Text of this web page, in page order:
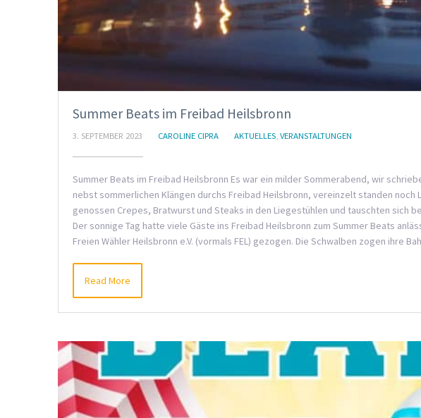
Summer Beats im Freibad Heilsbronn
3. SEPTEMBER 2023 CAROLINE CIPRA AKTUELLES, VERANSTALTUNGEN
Summer Beats im Freibad Heilsbronn Es war ein milder Sommerabend, wir
nebst sommerlichen Klängen durchs Freibad Heilsbronn, vereinzelt standen noch
genossen Crepes, Bratwurst und Steaks in den Liegestühlen und tauschten sich
Der sonnige Tag hatte viele Gäste ins Freibad Heilsbronn zum Summer Beats
Freien Wähler Heilsbronn e.V. (vormals FEL) gezogen. Die Schwalben zogen ihre
Read More